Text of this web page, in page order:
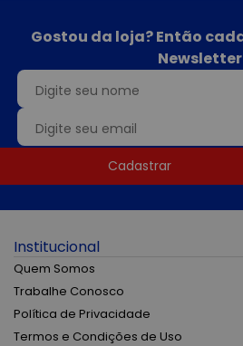
Gostou da loja? Então
Cadastrar
Institucional
Quem Somos
Trabalhe Conosco
Política de Privacidade
Termos e Condições de Uso